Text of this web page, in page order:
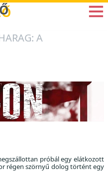
A
próbál egy elátkozott
régen szörnyű dolog történt egy